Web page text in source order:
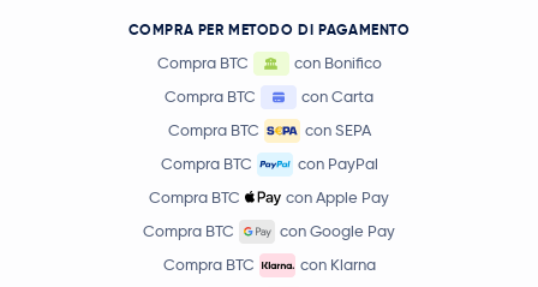
COMPRA PER METODO DI PAGAMENTO
Compra BTC
con Bonifico
Compra BTC
con Carta
Compra BTC
con SEPA
Compra BTC
con PayPal
Compra BTC
con Apple Pay
Compra BTC
con Google Pay
Compra BTC
con Klarna